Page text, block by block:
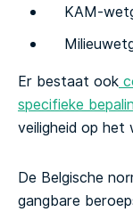
KAM-
Er bestaat ook
specifieke
veiligheid op het
De Belgische
gangbare